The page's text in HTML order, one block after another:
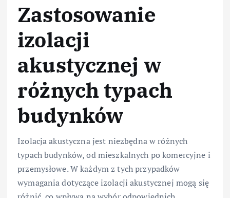
Zastosowanie
izolacji
akustycznej w
różnych typach
budynków
Izolacja akustyczna jest niezbędna w różnych
typach budynków, od mieszkalnych po komercyjne i
przemysłowe. W każdym z tych przypadków
wymagania dotyczące izolacji akustycznej mogą się